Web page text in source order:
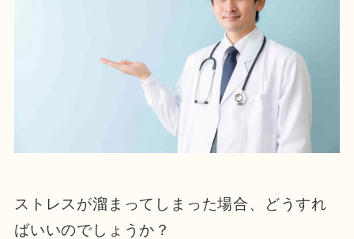
ストレスが溜まってしまった場合、どうすれ
ばいいのでしょうか？